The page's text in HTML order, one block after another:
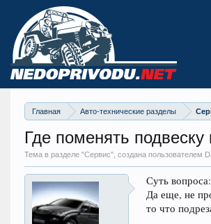
Главная Авто-технические разделы
Где поменять подвеску
Тема в разделе "Сервис", создана пользователем
Суть
Да еще, не
то что